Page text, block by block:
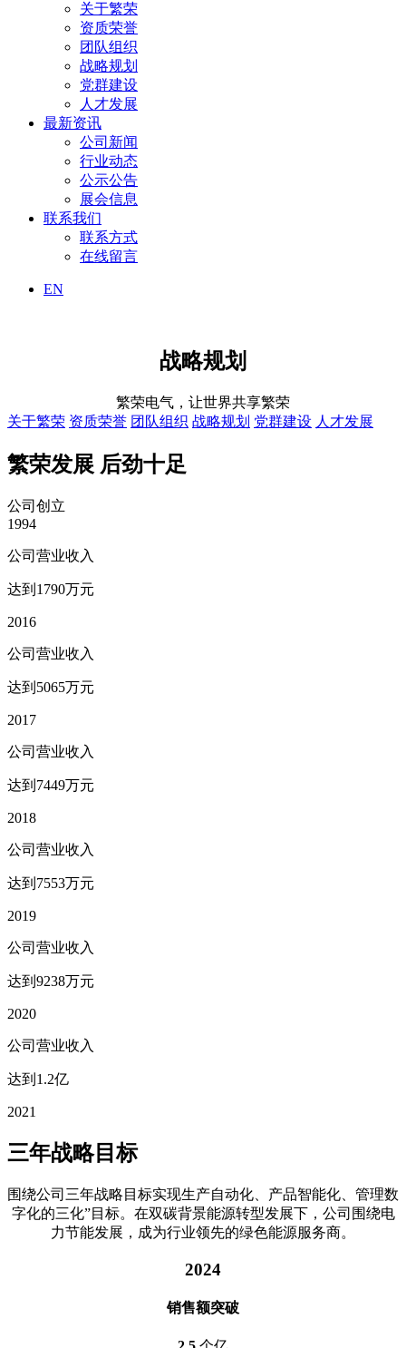
关于繁荣
资质荣誉
团队组织
战略规划
党群建设
人才发展
最新资讯
公司新闻
行业动态
公示公告
展会信息
联系我们
联系方式
在线留言
EN
战略规划
繁荣电气，让世界共享繁荣
关于繁荣 资质荣誉 团队组织 战略规划 党群建设 人才发展
繁荣发展 后劲十足
公司创立
1994
公司营业收入
达到1790万元
2016
公司营业收入
达到5065万元
2017
公司营业收入
达到7449万元
2018
公司营业收入
达到7553万元
2019
公司营业收入
达到9238万元
2020
公司营业收入
达到1.2亿
2021
三年战略目标
围绕公司三年战略目标实现生产自动化、产品智能化、管理数
字化的三化”目标。在双碳背景能源转型发展下，公司围绕电
力节能发展，成为行业领先的绿色能源服务商。
2024
销售额突破